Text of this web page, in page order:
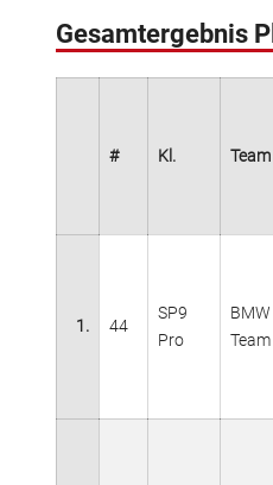
Gesamtergebnis
# Kl. Team
1. 44
SP9
Pro
Team